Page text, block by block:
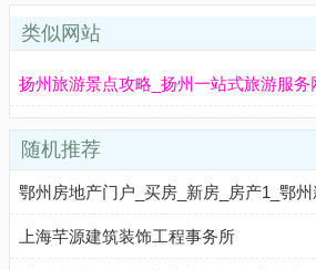
类似网站
扬州旅游景点攻略_扬州一站式旅游服务
随机推荐
鄂州房地产门户_买房_新房_房产1_鄂
上海芊源建筑装饰工程事务所